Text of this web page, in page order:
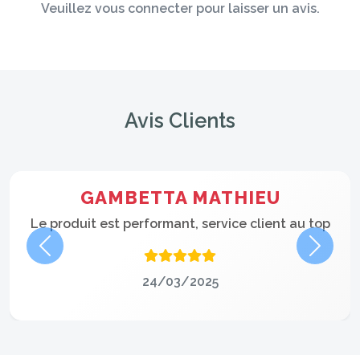
Veuillez vous connecter pour laisser un avis.
Avis Clients
GAMBETTA MATHIEU
Le produit est performant, service client au top
24/03/2025
Précédent